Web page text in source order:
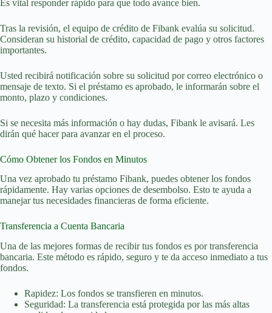
Es vital responder rápido para que todo avance bien.
Tras la revisión, el equipo de crédito de Fibank evalúa su solicitud.
Consideran su historial de crédito, capacidad de pago y otros factores
importantes.
Usted recibirá notificación sobre su solicitud por correo electrónico o
mensaje de texto. Si el préstamo es aprobado, le informarán sobre el
monto, plazo y condiciones.
Si se necesita más información o hay dudas, Fibank le avisará. Les
dirán qué hacer para avanzar en el proceso.
Cómo Obtener los Fondos en Minutos
Una vez aprobado tu préstamo Fibank, puedes obtener los fondos
rápidamente. Hay varias opciones de desembolso. Esto te ayuda a
manejar tus necesidades financieras de forma eficiente.
Transferencia a Cuenta Bancaria
Una de las mejores formas de recibir tus fondos es por transferencia
bancaria. Este método es rápido, seguro y te da acceso inmediato a tus
fondos.
Rapidez: Los fondos se transfieren en minutos.
Seguridad: La transferencia está protegida por las más altas